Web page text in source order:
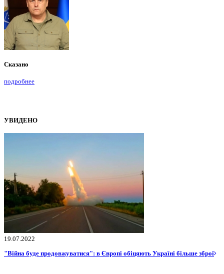
Сказано
подробнее
УВИДЕНО
19.07.2022
"Війна буде продовжуватися": в Європі обіцяють Україні більше зброї